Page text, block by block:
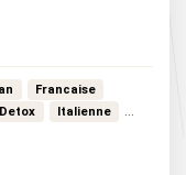
Francaise
Detox Italienne …